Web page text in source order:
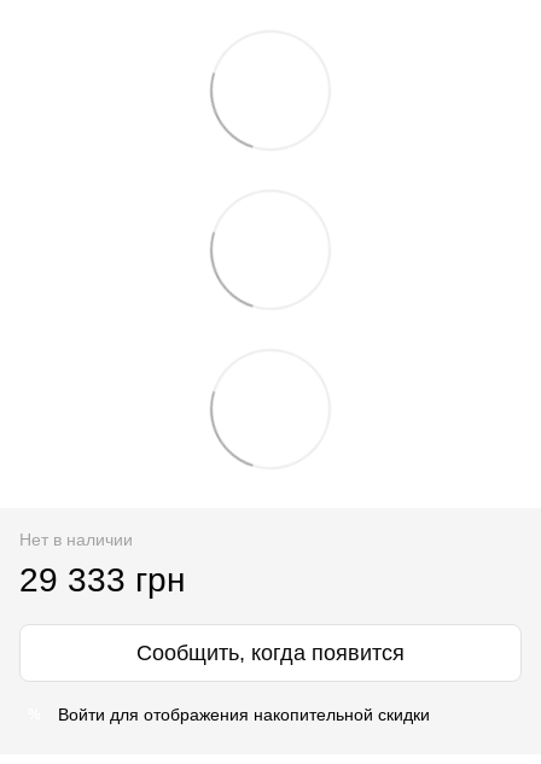
Нет в наличии
29 333 грн
Сообщить, когда появится
Войти для отображения накопительной скидки